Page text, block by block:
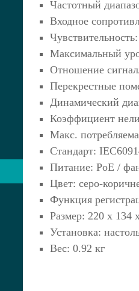
Частотный
Входное
Максимальный
Отношение
Перекрестные
Динамический
Коэффициент
Макс.
Стандарт:
Питание: PoE /
Цвет: серо-
Функция
Размер: 220 х 134
Установка:
Вес: 0.92 кг